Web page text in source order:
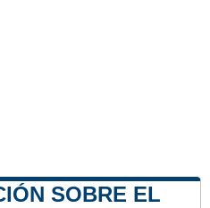
SOBRE EL